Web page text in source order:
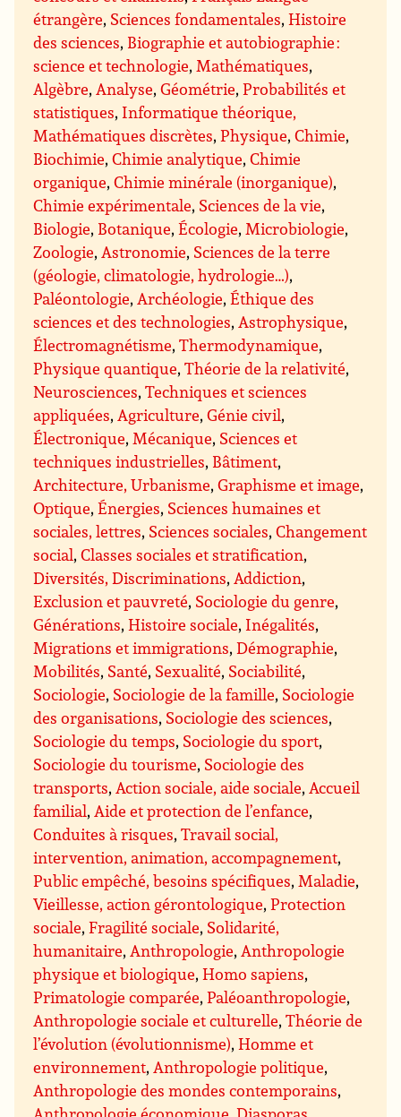
étrangère, Sciences fondamentales,Histoire
des sciences, Biographie et autobiographie :
science et technologie, Mathématiques,
Algèbre, Analyse,Géométrie,Probabilités et
statistiques, Informatique théorique,
Mathématiques discrètes,Physique,Chimie,
Biochimie,Chimie analytique,Chimie
organique,Chimie minérale (inorganique),
Chimie expérimentale, Sciences de la vie,
Biologie, Botanique,Écologie, Microbiologie,
Zoologie, Astronomie, Sciences de la terre
(géologie, climatologie, hydrologie…),
Paléontologie, Archéologie,Éthique des
sciences et des technologies, Astrophysique,
Électromagnétisme,Thermodynamique,
Physique quantique,Théorie de la relativité,
Neurosciences,Techniques et sciences
appliquées, Agriculture,Génie civil,
Électronique, Mécanique, Sciences et
techniques industrielles, Bâtiment,
Architecture, Urbanisme,Graphisme et image,
Optique,Énergies, Sciences humaines et
sociales, lettres, Sciences sociales,Changement
social,Classes sociales et stratification,
Diversités, Discriminations, Addiction,
Exclusion et pauvreté, Sociologie du genre,
Générations,Histoire sociale, Inégalités,
Migrations et immigrations,Démographie,
Mobilités, Santé, Sexualité, Sociabilité,
Sociologie, Sociologie de la famille, Sociologie
des organisations, Sociologie des sciences,
Sociologie du temps, Sociologie du sport,
Sociologie du tourisme, Sociologie des
transports, Action sociale, aide sociale, Accueil
familial, Aide et protection de l’enfance,
Conduites à risques,Travail social,
intervention, animation, accompagnement,
Public empêché, besoins spécifiques, Maladie,
Vieillesse, action gérontologique,Protection
sociale,Fragilité sociale, Solidarité,
humanitaire, Anthropologie, Anthropologie
physique et biologique,Homo sapiens,
Primatologie comparée,Paléoanthropologie,
Anthropologie sociale et culturelle,Théorie de
l’évolution (évolutionnisme),Homme et
environnement, Anthropologie politique,
Anthropologie des mondes contemporains,